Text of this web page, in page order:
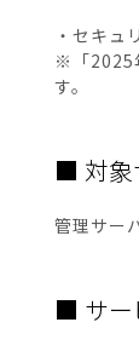
・セキュ
※「2025
す。
■ 対象
管理サー
■ サー